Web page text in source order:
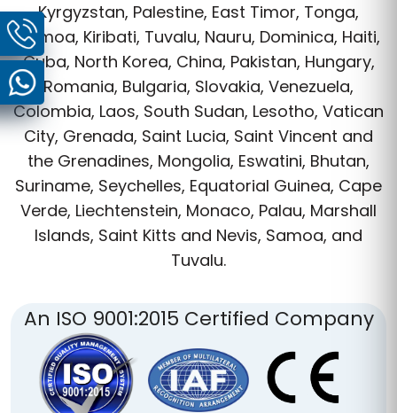
Kyrgyzstan, Palestine, East Timor, Tonga,
Samoa, Kiribati, Tuvalu, Nauru, Dominica, Haiti,
Cuba, North Korea, China, Pakistan, Hungary,
Romania, Bulgaria, Slovakia, Venezuela,
Colombia, Laos, South Sudan, Lesotho, Vatican
City, Grenada, Saint Lucia, Saint Vincent and
the Grenadines, Mongolia, Eswatini, Bhutan,
Suriname, Seychelles, Equatorial Guinea, Cape
Verde, Liechtenstein, Monaco, Palau, Marshall
Islands, Saint Kitts and Nevis, Samoa, and
Tuvalu.
An ISO 9001:2015 Certified Company